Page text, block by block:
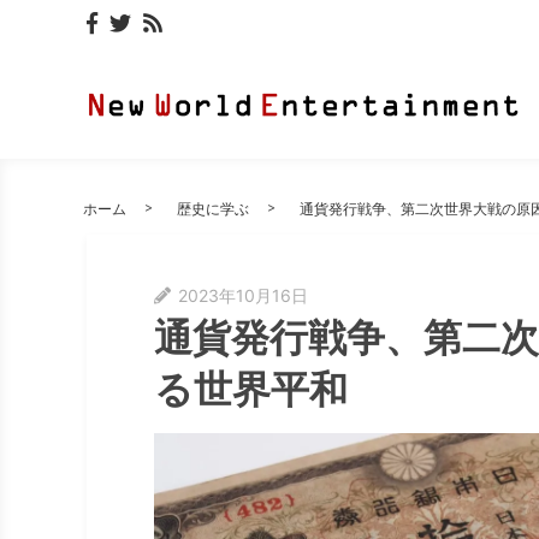
ホーム 歴史に学ぶ 通貨発行戦争、第二次世界大戦の原
2023年10月16日
通貨発行戦争、第二
る世界平和